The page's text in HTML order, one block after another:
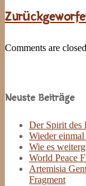
Comments are
Neuste Beiträge
Der Spirit des
Wieder
Wie es
World Peace
Artemisia
Fragment